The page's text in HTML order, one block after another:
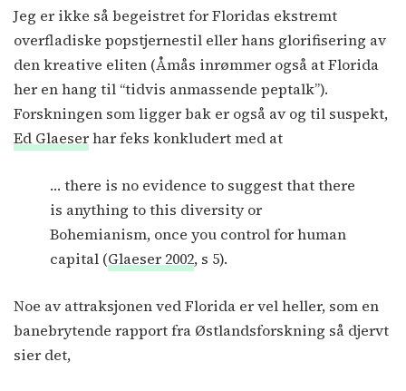
Jeg er ikke så begeistret for Floridas ekstremt
overfladiske popstjernestil eller hans glorifisering av
den kreative eliten (Åmås inrømmer også at Florida
her en hang til “tidvis anmassende peptalk”).
Forskningen som ligger bak er også av og til suspekt,
Ed Glaeserhar feks konkludert med at
… there is no evidence to suggest that there
is anything to this diversity or
Bohemianism, once you control for human
capital (Glaeser 2002, s 5).
Noe av attraksjonen ved Florida er vel heller, som en
banebrytende rapport fra Østlandsforskning så djervt
sier det,